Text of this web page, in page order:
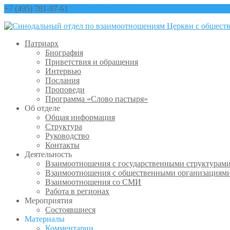
+7 (495) 781-97-61
Патриарх
Биография
Приветствия и обращения
Интервью
Послания
Проповеди
Программа «Слово пастыря»
Об отделе
Общая информация
Структура
Руководство
Контакты
Деятельность
Взаимоотношения с государственными
Взаимоотношения с общественными
Взаимоотношения со СМИ
Работа в регионах
Мероприятия
Состоявшиеся
Материалы
Комментарии